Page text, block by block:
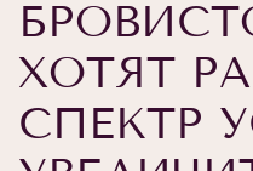
ХОТЯТ
СПЕКТР